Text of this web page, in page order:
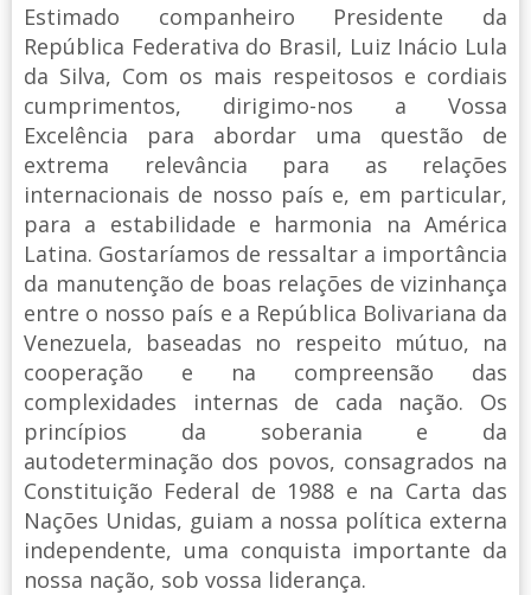
Estimado companheiro Presidente da
República Federativa do Brasil, Luiz Inácio Lula
da Silva, Com os mais respeitosos e cordiais
cumprimentos, dirigimo-nos a Vossa
Excelência para abordar uma questão de
extrema relevância para as relações
internacionais de nosso país e, em particular,
para a estabilidade e harmonia na América
Latina. Gostaríamos de ressaltar a importância
da manutenção de boas relações de vizinhança
entre o nosso país e a República Bolivariana da
Venezuela, baseadas no respeito mútuo, na
cooperação e na compreensão das
complexidades internas de cada nação. Os
princípios da soberania e da
autodeterminação dos povos, consagrados na
Constituição Federal de 1988 e na Carta das
Nações Unidas, guiam a nossa política externa
independente, uma conquista importante da
nossa nação, sob vossa liderança.